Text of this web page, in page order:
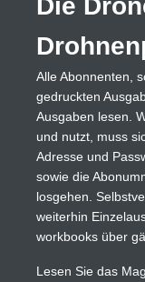
Die
Alle Abonnenten,
gedruckten
Ausgaben lesen.
und nutzt, muss
Adresse und
sowie die
losgehen.
weiterhin
workbooks über
Lesen Sie das